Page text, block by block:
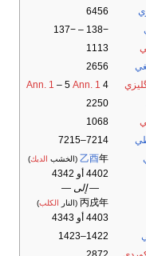
6456
−138 – −137
1113
2656
4
Ann. 1 – 5 Ann. 1
2250
1068
7214–7215
乙酉年 (الخشب الديك)
4402 أو 4342
— إلى —
丙戌年 (النار الكلب)
4403 أو 4343
1422–1423